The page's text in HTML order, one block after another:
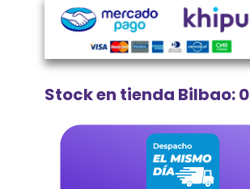
Stock en tienda Bilbao: 0